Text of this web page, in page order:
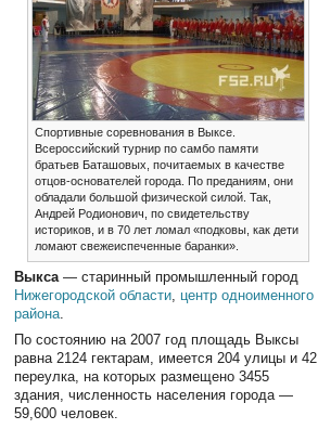
Спортивные соревнования в Выксе.
Всероссийский турнир по самбо памяти
братьев Баташовых, почитаемых в качестве
отцов-основателей города. По преданиям, они
обладали большой физической силой. Так,
Андрей Родионович, по свидетельству
историков, и в 70 лет ломал «подковы, как дети
ломают свежеиспеченные баранки».
Выкса— старинный промышленный город
Нижегородской области, центр одноименного
района.
По состоянию на 2007 год площадь Выксы
равна 2124 гектарам, имеется 204 улицы и 42
переулка, на которых размещено 3455
здания, численность населения города —
59,600 человек.